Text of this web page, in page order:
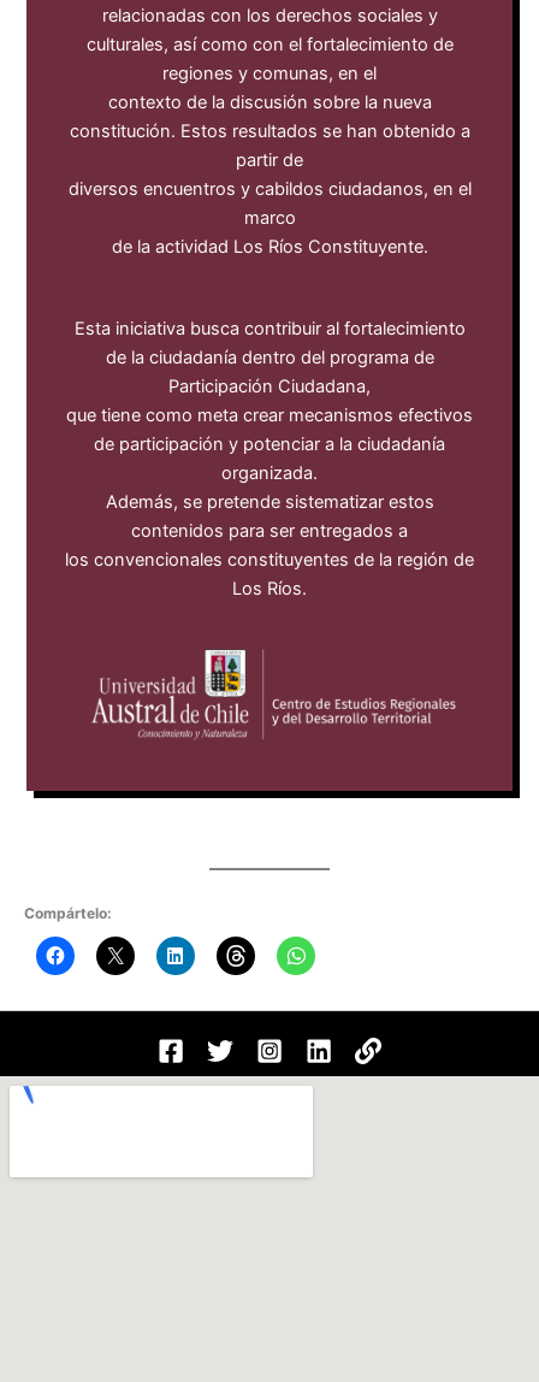
relacionadas con los derechos sociales y
culturales, así como con el fortalecimiento de
regiones y comunas, en el
contexto de la discusión sobre la nueva
constitución. Estos resultados se han obtenido a
partir de
diversos encuentros y cabildos ciudadanos, en el
marco
de la actividad Los Ríos Constituyente.
Esta iniciativa busca contribuir al fortalecimiento
de la ciudadanía dentro del programa de
Participación Ciudadana,
que tiene como meta crear mecanismos efectivos
de participación y potenciar a la ciudadanía
organizada.
Además, se pretende sistematizar estos
contenidos para ser entregados a
los convencionales constituyentes de la región de
Los Ríos.
Compártelo: